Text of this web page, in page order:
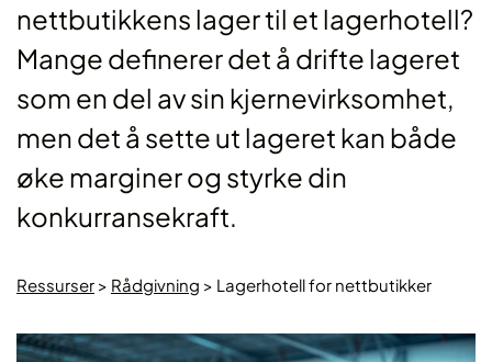
nettbutikkens lager til et lagerhotell?
Mange definerer det å drifte lageret
som en del av sin kjernevirksomhet,
men det å sette ut lageret kan både
øke marginer og styrke din
konkurransekraft.
Ressurser > Rådgivning > Lagerhotell for nettbutikker